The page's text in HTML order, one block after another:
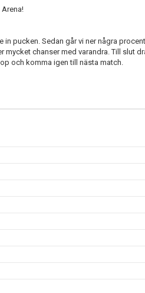
pucken. Sedan går vi ner några
mycket chanser med varandra. Till slut
och komma igen till nästa match.